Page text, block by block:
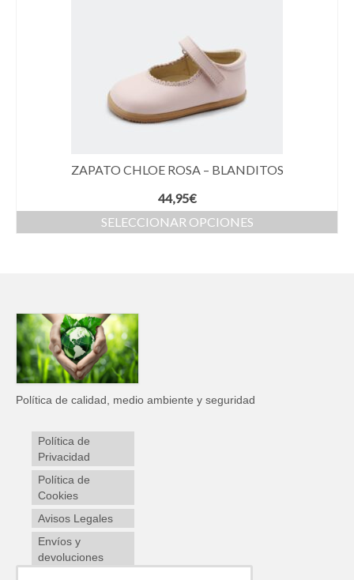
ZAPATO CHLOE ROSA – BLANDITOS
44,95€
SELECCIONAR OPCIONES
Política de calidad, medio ambiente y seguridad
Política de
Privacidad
Política de
Cookies
Avisos Legales
Envíos y
devoluciones